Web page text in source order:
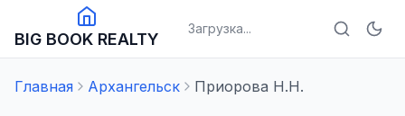
BIG BOOK REALTY
Загрузка...
Главная Архангельск Приорова Н.Н.